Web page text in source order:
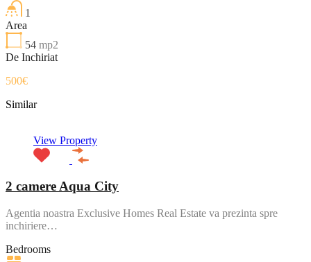
1
Area
54 mp2
De Inchiriat
500€
Similar
View Property
2 camere Aqua City
Agentia noastra Exclusive Homes Real Estate va prezinta spre
inchiriere…
Bedrooms